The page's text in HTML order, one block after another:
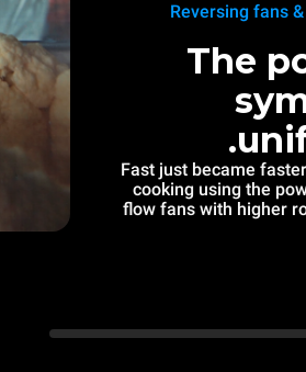
Reversing fans
The
Fast just became
cooking using the
flow fans with higher